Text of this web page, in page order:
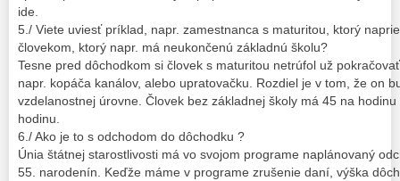
ide.
5./ Viete uviesť príklad, napr. zamestnanca s maturitou, ktorý
človekom, ktorý napr. má neukončenú základnú školu?
Tesne pred dôchodkom si človek s maturitou netrúfol už
napr. kopáča kanálov, alebo upratovačku. Rozdiel je v tom, že on
vzdelanostnej úrovne. Človek bez základnej školy má 45 na
hodinu.
6./ Ako je to s odchodom do dôchodku ?
Únia štátnej starostlivosti má vo svojom programe naplánovaný
55. narodenín. Keďže máme v programe zrušenie daní, výška